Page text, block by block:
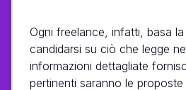
Ogni freelance, infatti, basa
candidarsi su ciò che legge
informazioni dettagliate
pertinenti saranno le